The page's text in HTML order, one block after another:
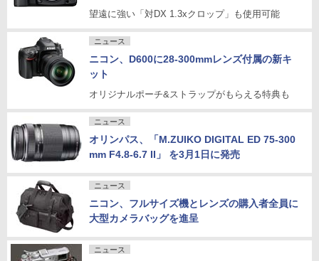
望遠に強い「対DX 1.3xクロップ」も使用可能
ニュース
ニコン、D600に28-300mmレンズ付属の新キ
ット
オリジナルポーチ&ストラップがもらえる特典も
ニュース
オリンパス、「M.ZUIKO DIGITAL ED 75-300
mm F4.8-6.7 II」 を3月1日に発売
ニュース
ニコン、フルサイズ機とレンズの購入者全員に
大型カメラバッグを進呈
ニュース